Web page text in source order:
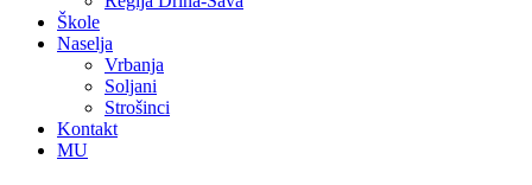
Škole
Naselja
Vrbanja
Soljani
Strošinci
Kontakt
MU